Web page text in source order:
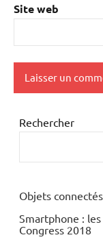
Site web
Rechercher
Objets
Smartphone :
Congress 2018